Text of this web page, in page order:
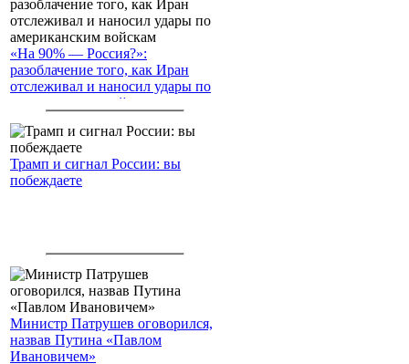
«На 90% — Россия?»:
разоблачение того, как Иран
отслеживал и наносил удары по
американским войскам
Трамп и сигнал России: вы
побеждаете
Министр Патрушев оговорился,
назвав Путина «Павлом
Ивановичем»